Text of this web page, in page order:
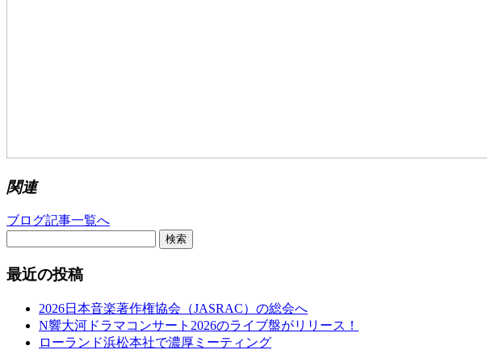
関連
ブログ記事一覧へ
検索
最近の投稿
2026日本音楽著作権協会（JASRAC）の総会へ
N響大河ドラマコンサート2026のライブ盤がリリース！
ローランド浜松本社で濃厚ミーティング